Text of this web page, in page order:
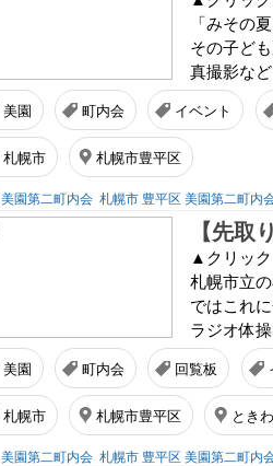
「みその
その子ど
真撮影な
美園 町内会 イベント
札幌市 札幌市豊平区
美園第二町内会 札幌市 豊平区 美園第二町内
【先
▲クリッ
札幌市立
ではこれ
ラジオ体
美園 町内会 回覧板
札幌市 札幌市豊平区 とき
美園第二町内会 札幌市 豊平区 美園第二町内